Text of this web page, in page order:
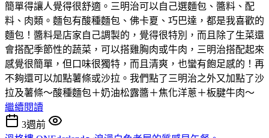
簡單得讓人覺得很舒適。三明治可以自己選麵包、醬料、配
料、肉類。麵包有酸種麵包、佛卡夏、巧巴達，都是我喜歡的
麵包！醬料是店家自己調製的，覺得很特別，而且除了生菜還
會搭配季節性的蔬菜，可以搭雞胸肉或牛肉，三明治搭配起來
感覺很簡單，但口味很獨特，而且清爽，也蠻有飽足感的！再
不夠還可以加點薯條或沙拉。我們點了三明治之外又加點了沙
拉及薯條～酸種麵包＋奶油松露醬＋焦化洋蔥＋板腱牛肉～
繼續閱讀
3週前